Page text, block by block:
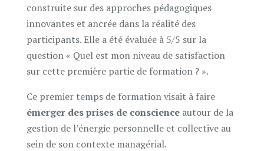
construite sur des approches pédagogiques
innovantes et ancrée dans la réalité des
participants. Elle a été évaluée à 5/5 sur la
question « Quel est mon niveau de satisfaction
sur cette première partie de formation ? ».
Ce premier temps de formation visait à faire
émerger des prises de conscienceautour de la
gestion de l’énergie personnelle et collective au
sein de son contexte managérial.